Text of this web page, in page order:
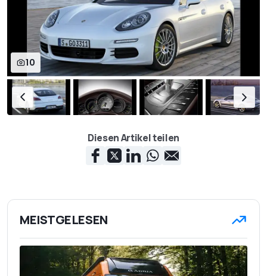
10
Diesen Artikel teilen
MEISTGELESEN